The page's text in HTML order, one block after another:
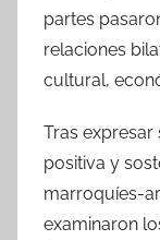
partes
relaciones
cultural,
Tras
positiva y
marroquíes-
examinaron